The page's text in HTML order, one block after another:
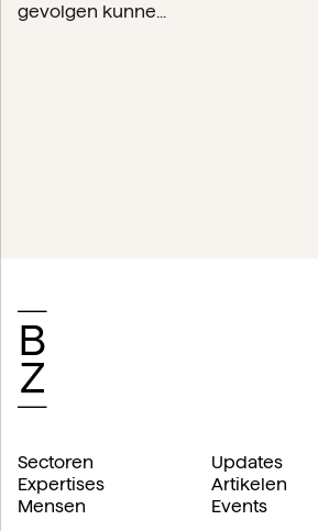
gevolgen kunne...
Sectoren
Expertises
Mensen
Updates
Artikelen
Events